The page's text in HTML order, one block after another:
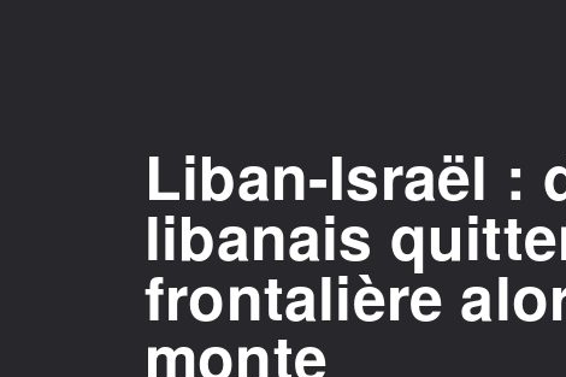
Liban-Israël :
libanais
frontalière
monte